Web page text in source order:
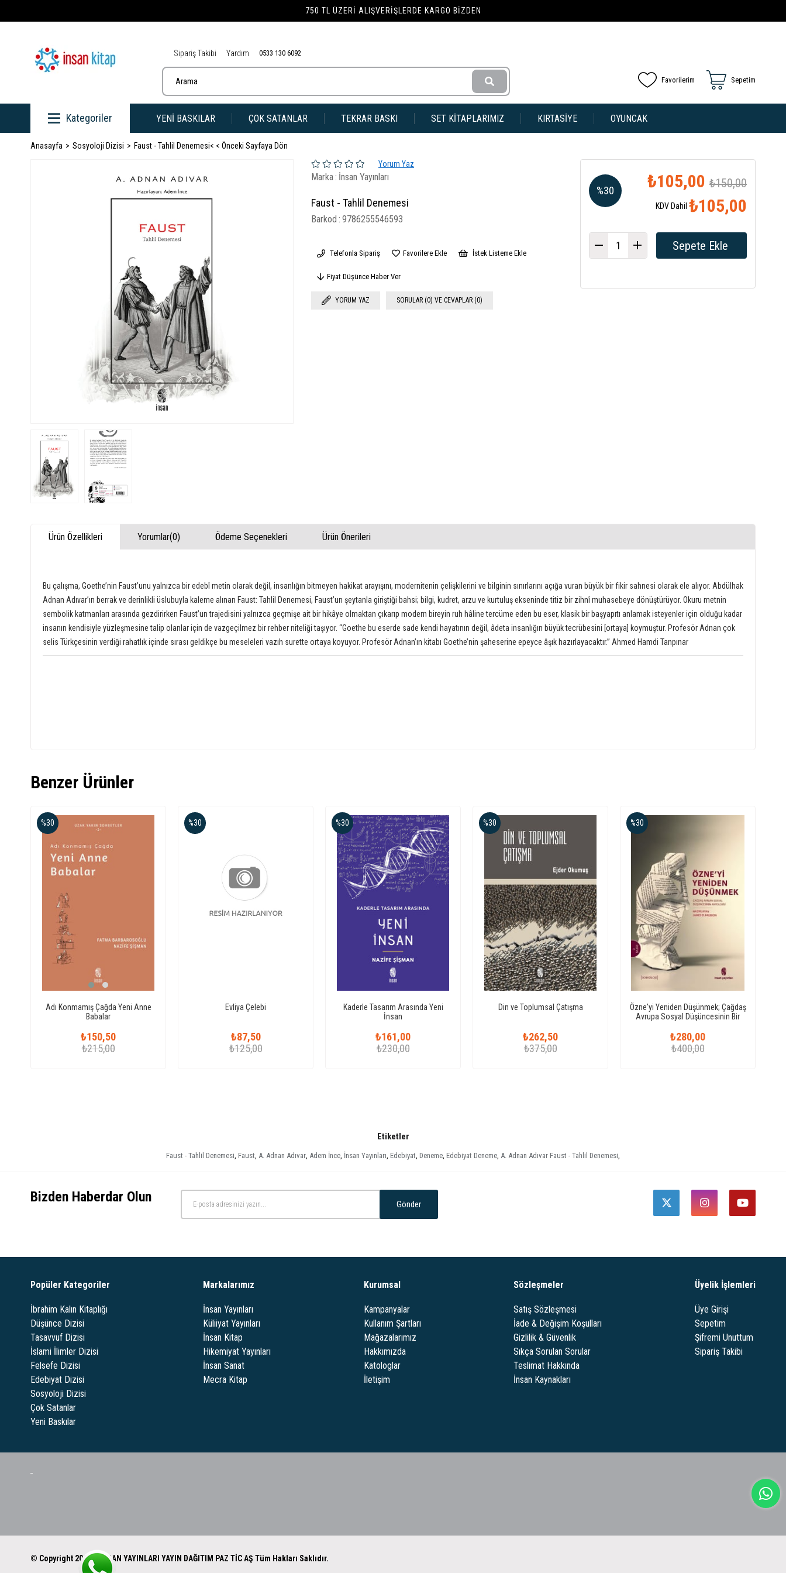
750 TL ÜZERI ALIŞVERIŞLERDE KARGO BIZDEN
Sipariş Takibi Yardım 0533 130 6092
YENİ BASKILAR ÇOK SATANLAR TEKRAR BASKI SET KİTAPLARIMIZ KIRTASİYE OYUNCAK
Sepetim
Favorilerim
Kategoriler
Anasayfa Sosyoloji Dizisi Faust - Tahlil Denemesi< < Önceki Sayfaya Dön
Yorum Yaz
Marka: İnsan Yayınları
Faust - Tahlil Denemesi
Barkod : 9786255546593
Telefonla Sipariş Favorilere Ekle İstek Listeme Ekle
Fiyat Düşünce Haber Ver
YORUM YAZ SORULAR (0) VE CEVAPLAR (0)
%30
₺150,00
₺105,00
KDV Dahil ₺105,00
Ürün Özellikleri Yorumlar(0) Ödeme Seçenekleri Ürün Önerileri
Bu çalışma, Goethe’nin Faust’unu yalnızca bir edebî metin olarak değil, insanlığın bitmeyen hakikat arayışını, modernitenin çelişkilerini ve bilginin sınırlarını açığa vuran büyük bir fikir sahnesi olarak ele alıyor. Abdülhak
Adnan Adıvar’ın berrak ve derinlikli üslubuyla kaleme alınan Faust: Tahlil Denemesi, Faust’un şeytanla giriştiği bahsi; bilgi, kudret, arzu ve kurtuluş ekseninde titiz bir zihnî muhasebeye dönüştürüyor. Okuru metnin
sembolik katmanları arasında gezdirirken Faust’un trajedisini yalnızca geçmişe ait bir hikâye olmaktan çıkarıp modern bireyin ruh hâline tercüme eden bu eser, klasik bir başyapıtı anlamak isteyenler için olduğu kadar
insanın kendisiyle yüzleşmesine talip olanlar için de vazgeçilmez bir rehber niteliği taşıyor. “Goethe bu eserde sade kendi hayatının değil, âdeta insanlığın büyük tecrübesini [ortaya] koymuştur. Profesör Adnan çok
selis Türkçesinin verdiği rahatlık içinde sırası geldikçe bu meseleleri vazıh surette ortaya koyuyor. Profesör Adnan’ın kitabı Goethe’nin şaheserine epeyce âşık hazırlayacaktır.” Ahmed Hamdi Tanpınar
Benzer Ürünler
Adı Konmamış Çağda Yeni Anne
Babalar
₺150,50
₺215,00
%30
Evliya Çelebi
₺87,50
₺125,00
%30
Kaderle Tasarım Arasında Yeni
İnsan
₺161,00
₺230,00
%30
Din ve Toplumsal Çatışma
₺262,50
₺375,00
%30
Özne'yi Yeniden Düşünmek; Çağdaş
Avrupa Sosyal Düşüncesinin Bir
₺280,00
₺400,00
%30
Etiketler
Faust - Tahlil Denemesi, Faust, A. Adnan Adıvar, Adem İnce, İnsan Yayınları, Edebiyat, Deneme, Edebiyat Deneme, A. Adnan Adıvar Faust - Tahlil Denemesi,
Bizden Haberdar Olun Gönder
Popüler Kategoriler
İbrahim Kalın Kitaplığı
Düşünce Dizisi
Tasavvuf Dizisi
İslami İlimler Dizisi
Felsefe Dizisi
Edebiyat Dizisi
Sosyoloji Dizisi
Çok Satanlar
Yeni Baskılar
Markalarımız
İnsan Yayınları
Küliiyat Yayınları
İnsan Kitap
Hikemiyat Yayınları
İnsan Sanat
Mecra Kitap
Kurumsal
Kampanyalar
Kullanım Şartları
Mağazalarımız
Hakkımızda
Katologlar
İletişim
Sözleşmeler
Satış Sözleşmesi
İade & Değişim Koşulları
Gizlilik & Güvenlik
Sıkça Sorulan Sorular
Teslimat Hakkında
İnsan Kaynakları
Üyelik İşlemleri
Üye Girişi
Sepetim
Şifremi Unuttum
Sipariş Takibi
© Copyright 2024 - İNSAN YAYINLARI YAYIN DAĞITIM PAZ TİC AŞ Tüm Hakları Saklıdır.